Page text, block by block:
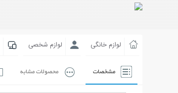
لوازم خانگی لوازم شخصی
مشخصات محصولات مشابه